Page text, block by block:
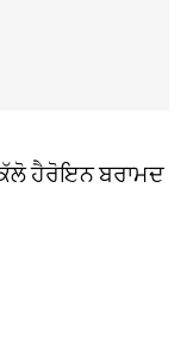
ਹੈਰੋਇਨ ਬਰਾਮਦ